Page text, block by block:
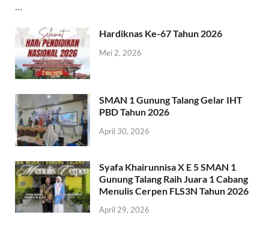
…
Hardiknas Ke-67 Tahun 2026
Mei 2, 2026
SMAN 1 Gunung Talang Gelar IHT
PBD Tahun 2026
April 30, 2026
Syafa Khairunnisa X E 5 SMAN 1
Gunung Talang Raih Juara 1 Cabang
Menulis Cerpen FLS3N Tahun 2026
April 29, 2026